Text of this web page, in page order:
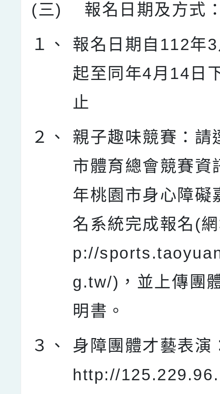
(三)
報名日期及方式
１、
報名日期自112年
起至同年4月14日
止
２、
親子趣味競賽：請
市體育總會競賽資
年桃園市身心障礙
名系統完成報名(
p://
g.tw/)，並上傳團
明書。
３、
身障團體才藝表演
http://